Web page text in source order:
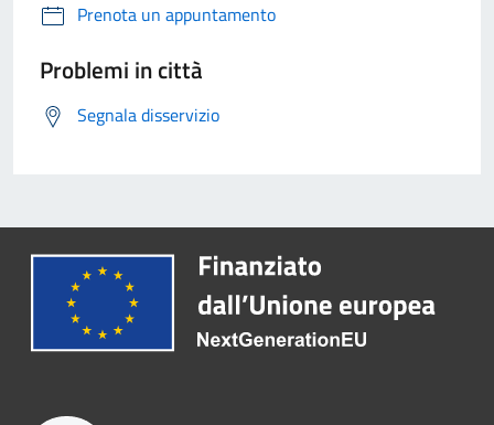
Prenota un appuntamento
Problemi in città
Segnala disservizio